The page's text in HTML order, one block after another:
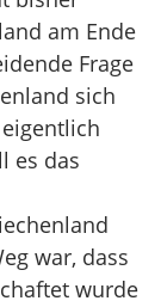
am Ende
Frage
sich
es das
war, dass
wurde